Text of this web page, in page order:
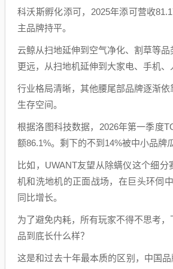
科沃斯孵化添可，2025年添可营收
主品牌持平。
云鲸从扫地延伸到空气净化、割草等
更远，从扫地机延伸到大家电、手机、
行业格局清晰，其他腰尾部品牌逐渐
生存空间。
根据洛图科技数据，2026年第一季度
额86.1%。剩下的不到14%被中小品牌
比如，UWANT友望从除螨仪这个细
机和洗地机的正面战场，在巨头环伺
同比增长。
为了避免内耗，所有玩家不得不思考
品到底长什么样？
这是和过去十年最本质的区别，中国